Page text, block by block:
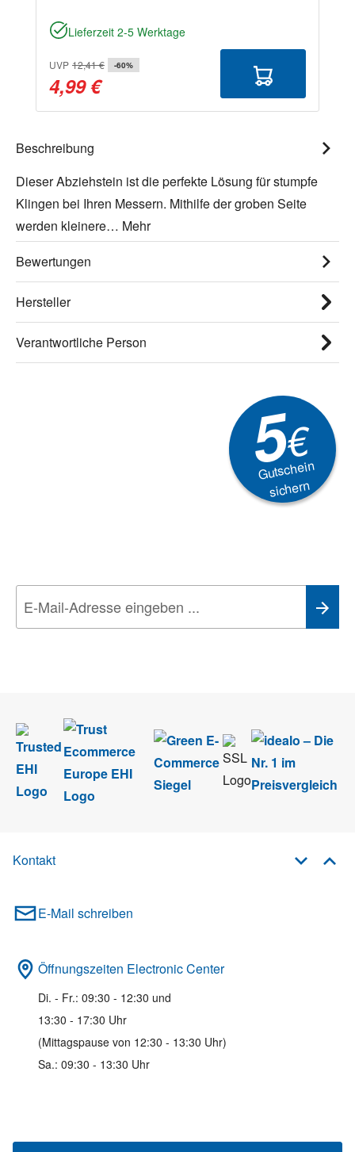
Lieferzeit 2-5 Werktage
UVP 12,41 € -60%
4,99 €
Beschreibung
Dieser Abziehstein ist die perfekte Lösung für stumpfe
Klingen bei Ihren Messern. Mithilfe der groben Seite
werden kleinere… Mehr
Bewertungen
Hersteller
Verantwortliche Person
5€
Gutschein
sichern
Kontakt
E-Mail schreiben
Öffnungszeiten Electronic Center
Di. - Fr.: 09:30 - 12:30 und
13:30 - 17:30 Uhr
(Mittagspause von 12:30 - 13:30 Uhr)
Sa.: 09:30 - 13:30 Uhr